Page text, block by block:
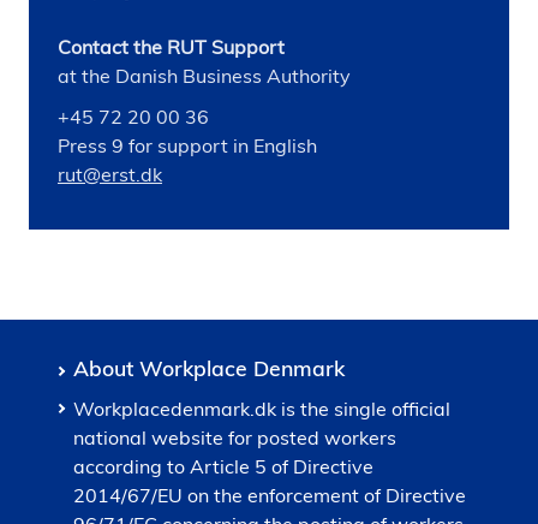
Contact the RUT Support
at the Danish Business Authority
+45 72 20 00 36
Press 9 for support in English
rut@erst.dk
About Workplace Denmark
Workplacedenmark.dk is the single official
national website for posted workers
according to Article 5 of Directive
2014/67/EU on the enforcement of Directive